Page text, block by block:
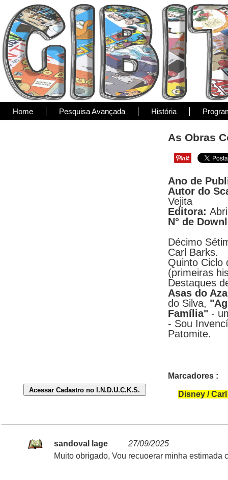
Home Pesquisa Avançada História
As Obras
Ano de
Autor do
Vejita
Editora:
N° de
Décimo
Carl Barks.
Quinto Ciclo
(primeiras
Destaques
Asas do
do Silva,
Família" -
- Sou
Patomite.
Marcadores :
Disney /
sandoval lage
27/09/2025
Muito obrigado, Vou recuoerar minha estimada